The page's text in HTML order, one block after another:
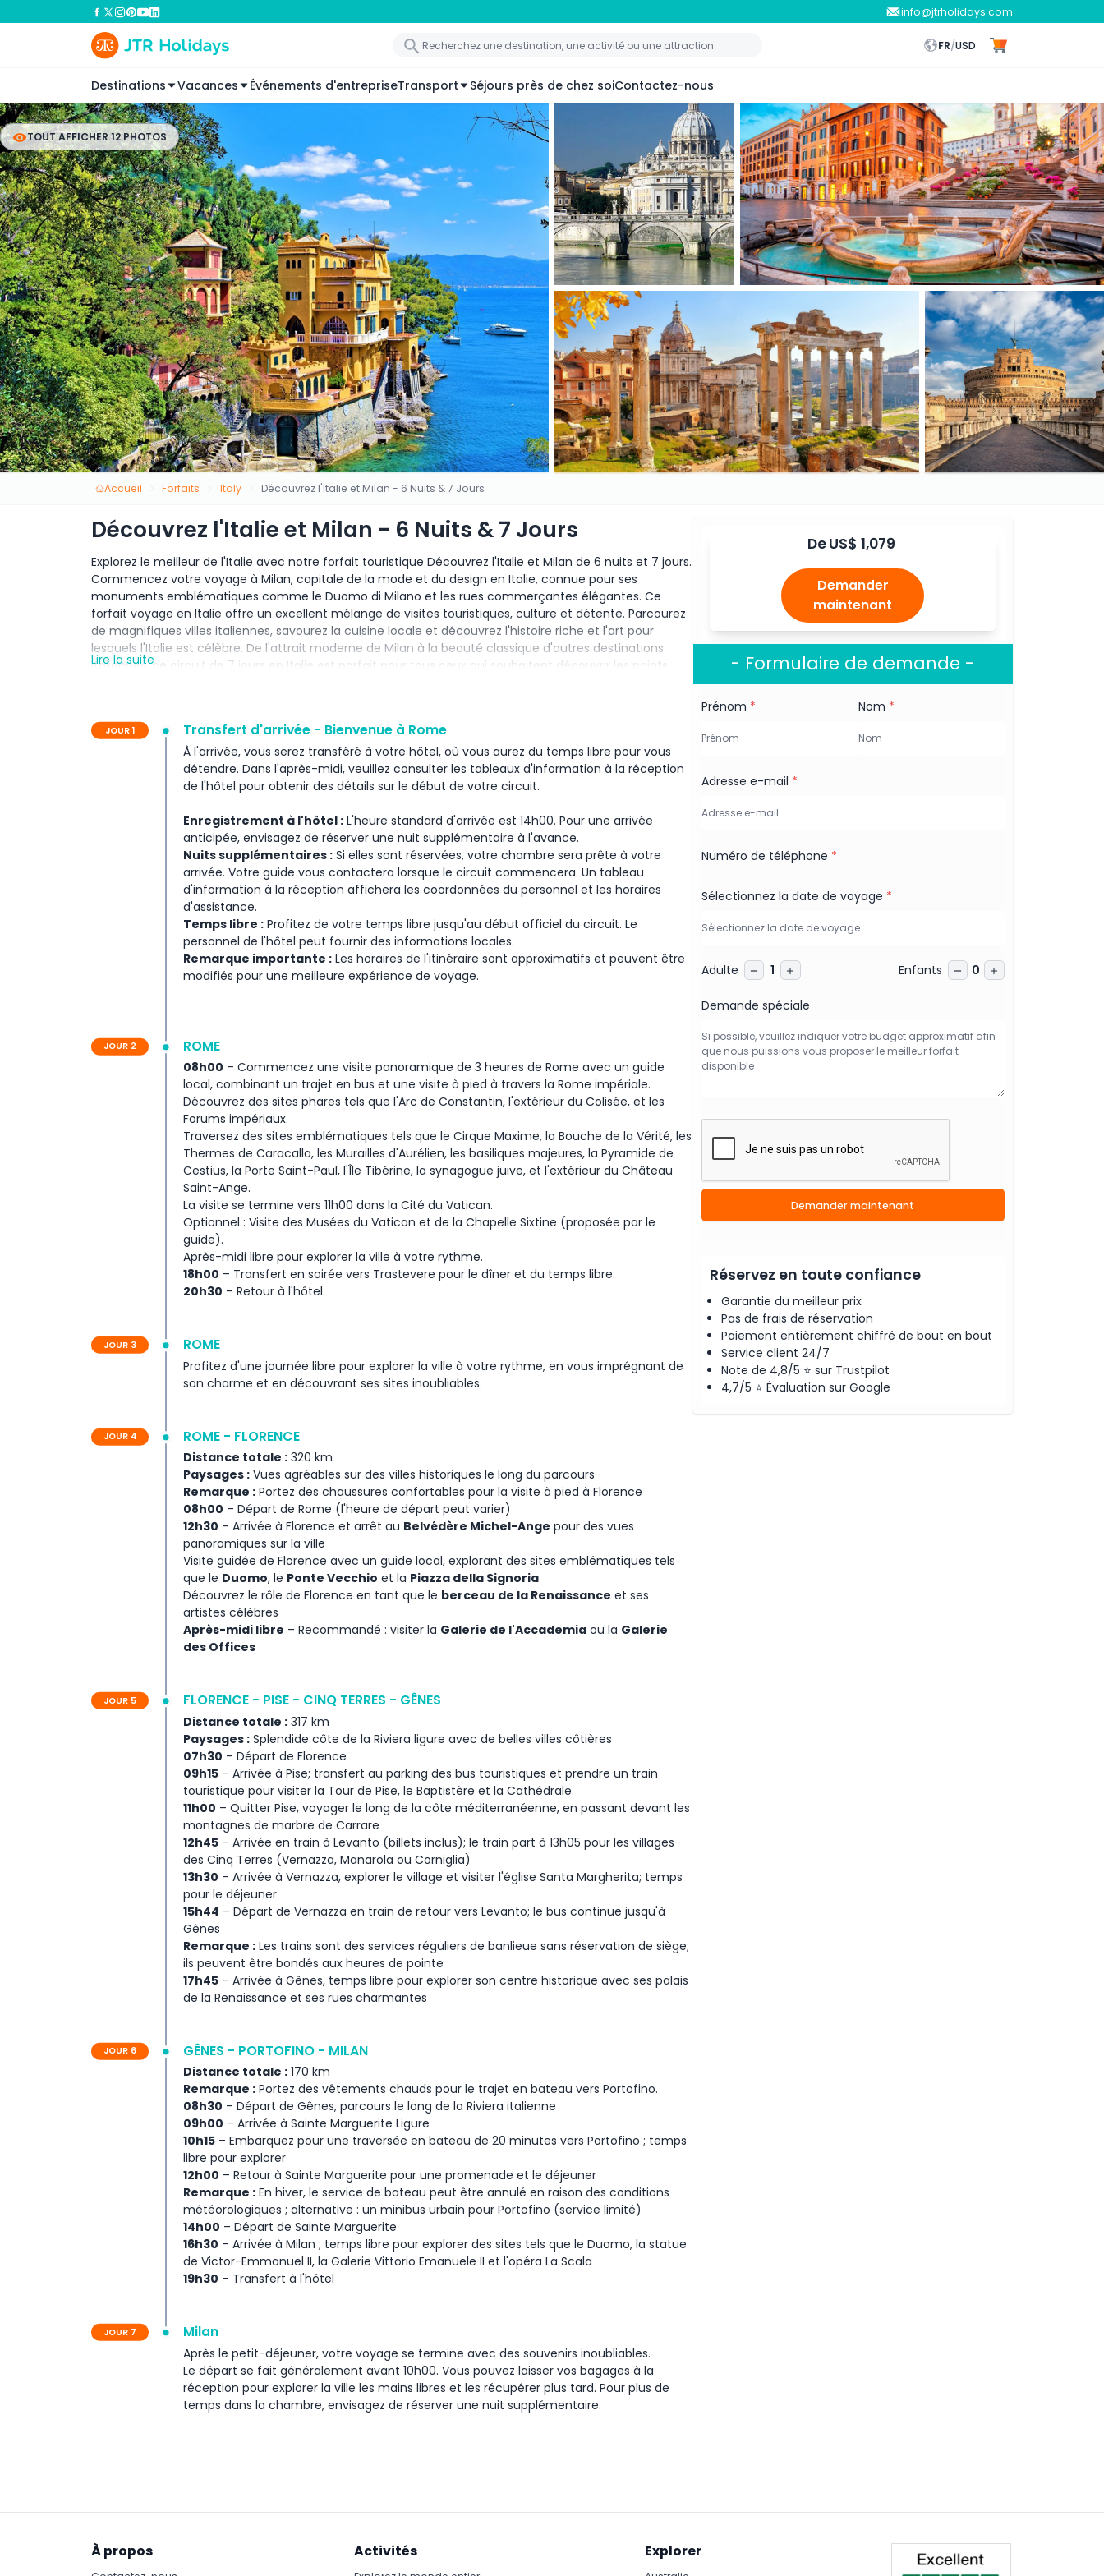
info@jtrholidays.com
FR/USD
Destinations Vacances Événements d'entrepriseTransport Séjours près de chez soiContactez-nous
TOUT AFFICHER 12 PHOTOS
Accueil Forfaits Italy Découvrez l'Italie et Milan - 6 Nuits & 7 Jours
Découvrez l'Italie et Milan - 6 Nuits & 7 Jours
Explorez le meilleur de l'Italie avec notre forfait touristique Découvrez l'Italie et Milan de 6 nuits et 7 jours.
Commencez votre voyage à Milan, capitale de la mode et du design en Italie, connue pour ses
monuments emblématiques comme le Duomo di Milano et les rues commerçantes élégantes. Ce
forfait voyage en Italie offre un excellent mélange de visites touristiques, culture et détente. Parcourez
de magnifiques villes italiennes, savourez la cuisine locale et découvrez l'histoire riche et l'art pour
lesquels l'Italie est célèbre. De l'attrait moderne de Milan à la beauté classique d'autres destinations
italiennes, ce circuit de 7 jours en Italie est parfait pour tous ceux qui souhaitent découvrir les points
en Italie. Réservez maintenant et profitez du meilleur de l'Italie en seulement 7 jours.
Politique de paiement
Lire la suite
JOUR 1 Transfert d'arrivée - Bienvenue à Rome
À l'arrivée, vous serez transféré à votre hôtel, où vous aurez du temps libre pour vous
détendre. Dans l'après-midi, veuillez consulter les tableaux d'information à la réception
de l'hôtel pour obtenir des détails sur le début de votre circuit.
Enregistrement à l'hôtel : L'heure standard d'arrivée est 14h00. Pour une arrivée
anticipée, envisagez de réserver une nuit supplémentaire à l'avance.
Nuits supplémentaires : Si elles sont réservées, votre chambre sera prête à votre
arrivée. Votre guide vous contactera lorsque le circuit commencera. Un tableau
d'information à la réception affichera les coordonnées du personnel et les horaires
d'assistance.
Temps libre : Profitez de votre temps libre jusqu'au début officiel du circuit. Le
personnel de l'hôtel peut fournir des informations locales.
Remarque importante : Les horaires de l'itinéraire sont approximatifs et peuvent être
modifiés pour une meilleure expérience de voyage.
JOUR 2 ROME
08h00 – Commencez une visite panoramique de 3 heures de Rome avec un guide
local, combinant un trajet en bus et une visite à pied à travers la Rome impériale.
Découvrez des sites phares tels que l'Arc de Constantin, l'extérieur du Colisée, et les
Forums impériaux.
Traversez des sites emblématiques tels que le Cirque Maxime, la Bouche de la Vérité, les
Thermes de Caracalla, les Murailles d'Aurélien, les basiliques majeures, la Pyramide de
Cestius, la Porte Saint-Paul, l'Île Tibérine, la synagogue juive, et l'extérieur du Château
Saint-Ange.
La visite se termine vers 11h00 dans la Cité du Vatican.
Optionnel : Visite des Musées du Vatican et de la Chapelle Sixtine (proposée par le
guide).
Après-midi libre pour explorer la ville à votre rythme.
18h00 – Transfert en soirée vers Trastevere pour le dîner et du temps libre.
20h30 – Retour à l'hôtel.
JOUR 3 ROME
Profitez d'une journée libre pour explorer la ville à votre rythme, en vous imprégnant de
son charme et en découvrant ses sites inoubliables.
JOUR 4 ROME - FLORENCE
Distance totale : 320 km
Paysages : Vues agréables sur des villes historiques le long du parcours
Remarque : Portez des chaussures confortables pour la visite à pied à Florence
08h00 – Départ de Rome (l'heure de départ peut varier)
12h30 – Arrivée à Florence et arrêt au Belvédère Michel-Ange pour des vues
panoramiques sur la ville
Visite guidée de Florence avec un guide local, explorant des sites emblématiques tels
que le Duomo, le Ponte Vecchio et la Piazza della Signoria
Découvrez le rôle de Florence en tant que le berceau de la Renaissance et ses
artistes célèbres
Après-midi libre – Recommandé : visiter la Galerie de l'Accademia ou la Galerie
des Offices
JOUR 5 FLORENCE - PISE - CINQ TERRES - GÊNES
Distance totale : 317 km
Paysages : Splendide côte de la Riviera ligure avec de belles villes côtières
07h30 – Départ de Florence
09h15 – Arrivée à Pise; transfert au parking des bus touristiques et prendre un train
touristique pour visiter la Tour de Pise, le Baptistère et la Cathédrale
11h00 – Quitter Pise, voyager le long de la côte méditerranéenne, en passant devant les
montagnes de marbre de Carrare
12h45 – Arrivée en train à Levanto (billets inclus); le train part à 13h05 pour les villages
des Cinq Terres (Vernazza, Manarola ou Corniglia)
13h30 – Arrivée à Vernazza, explorer le village et visiter l'église Santa Margherita; temps
pour le déjeuner
15h44 – Départ de Vernazza en train de retour vers Levanto; le bus continue jusqu'à
Gênes
Remarque : Les trains sont des services réguliers de banlieue sans réservation de siège;
ils peuvent être bondés aux heures de pointe
17h45 – Arrivée à Gênes, temps libre pour explorer son centre historique avec ses palais
de la Renaissance et ses rues charmantes
JOUR 6 GÊNES - PORTOFINO - MILAN
Distance totale : 170 km
Remarque : Portez des vêtements chauds pour le trajet en bateau vers Portofino.
08h30 – Départ de Gênes, parcours le long de la Riviera italienne
09h00 – Arrivée à Sainte Marguerite Ligure
10h15 – Embarquez pour une traversée en bateau de 20 minutes vers Portofino ; temps
libre pour explorer
12h00 – Retour à Sainte Marguerite pour une promenade et le déjeuner
Remarque : En hiver, le service de bateau peut être annulé en raison des conditions
météorologiques ; alternative : un minibus urbain pour Portofino (service limité)
14h00 – Départ de Sainte Marguerite
16h30 – Arrivée à Milan ; temps libre pour explorer des sites tels que le Duomo, la statue
de Victor-Emmanuel II, la Galerie Vittorio Emanuele II et l'opéra La Scala
19h30 – Transfert à l'hôtel
JOUR 7 Milan
Après le petit-déjeuner, votre voyage se termine avec des souvenirs inoubliables.
Le départ se fait généralement avant 10h00. Vous pouvez laisser vos bagages à la
réception pour explorer la ville les mains libres et les récupérer plus tard. Pour plus de
temps dans la chambre, envisagez de réserver une nuit supplémentaire.
DeUS$ 1,079
Demander
maintenant
- Formulaire de demande -
Prénom * Nom *
Adresse e-mail *
Numéro de téléphone *
Sélectionnez la date de voyage *
Adulte 1 Enfants 0
Demande spéciale
Demander maintenant
Réservez en toute confiance
Garantie du meilleur prix
Pas de frais de réservation
Paiement entièrement chiffré de bout en bout
Service client 24/7
Note de 4,8/5 ⭐ sur Trustpilot
4,7/5 ⭐ Évaluation sur Google
À propos Activités Explorer